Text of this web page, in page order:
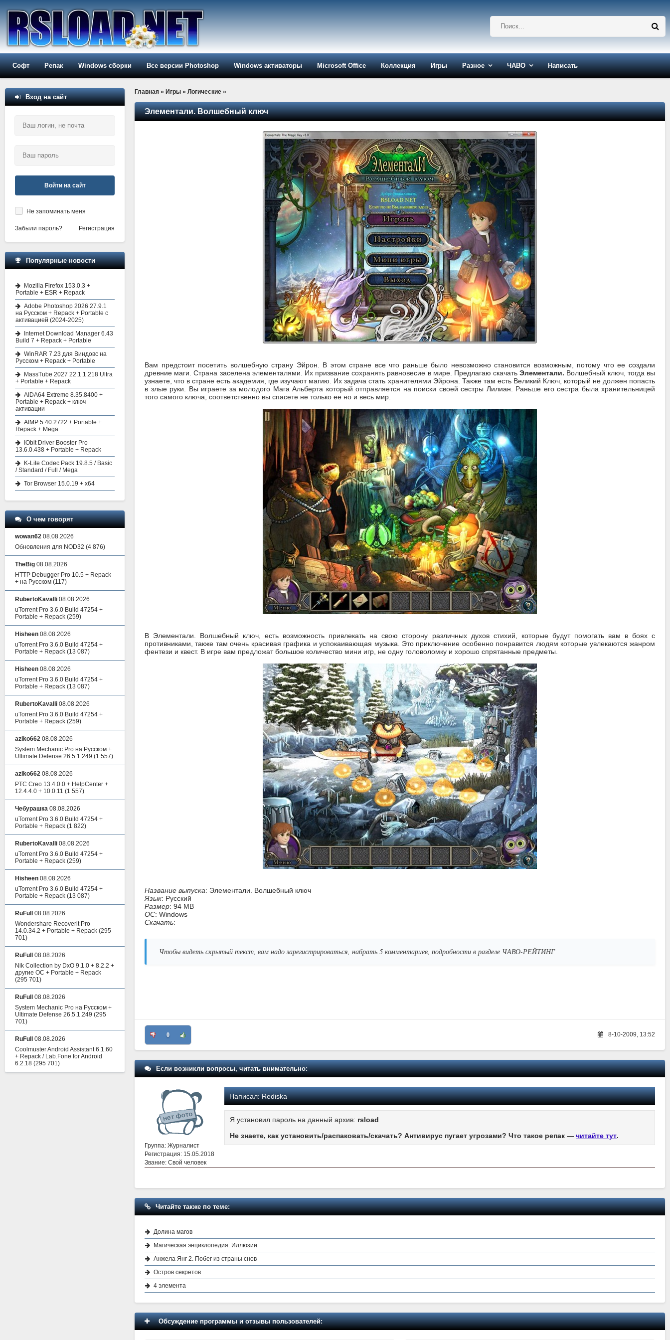
Софт Репак Windows сборки Все версии Photoshop Windows активаторы Microsoft Office Коллекция Игры Разное ЧАВО Написать
Главная » Игры » Логические »
Элементали. Волшебный ключ
Вам предстоит посетить волшебную страну Эйрон. В этом стране все что раньше было невозможно становится возможным, потому что ее создали
древние маги. Страна заселена элементалями. Их призвание сохранять равновесие в мире. Предлагаю скачатьЭлементали. Волшебный ключ, тогда вы
узнаете, что в стране есть академия, где изучают магию. Их задача стать хранителями Эйрона. Также там есть Великий Ключ, который не должен попасть
в злые руки. Вы играете за молодого Мага Альберта который отправляется на поиски своей сестры Лилиан. Раньше его сестра была хранительницей
того самого ключа, соответственно вы спасете не только ее но и весь мир.
В Элементали. Волшебный ключ, есть возможность привлекать на свою сторону различных духов стихий, которые будут помогать вам в боях с
противниками, также там очень красивая графика и успокаивающая музыка. Это приключение особенно понравится людям которые увлекаются жанром
фентези и квест. В игре вам предложат большое количество мини игр, не одну головоломку и хорошо спрятанные предметы.
Название выпуска: Элементали. Волшебный ключ
Язык: Русский
Размер: 94 MB
ОС: Windows
Скачать:
Чтобы видеть скрытый текст, вам надо зарегистрироваться, набрать 5 комментариев, подробности в разделе ЧАВО-РЕЙТИНГ
0 8-10-2009, 13:52
Если возникли вопросы, читать внимательно:
Группа: Журналист
Регистрация: 15.05.2018
Звание: Свой человек
Написал:Rediska
Я установил пароль на данный архив: rsload
Не знаете, как установить/распаковать/скачать? Антивирус пугает угрозами? Что такое репак — читайте тут.
Читайте также по теме:
Долина магов
Магическая энциклопедия. Иллюзии
Анжела Янг 2. Побег из страны снов
Остров секретов
4 элемента
Обсуждение программы и отзывы пользователей:
Вход на сайт
Войти на сайт
Не запоминать меня
Забыли пароль? Регистрация
Популярные новости
Mozilla Firefox 153.0.3 +
Portable + ESR + Repack
Adobe Photoshop 2026 27.9.1
на Русском + Repack + Portable с
активацией (2024-2025)
Internet Download Manager 6.43
Build 7 + Repack + Portable
WinRAR 7.23 для Виндовс на
Русском + Repack + Portable
MassTube 2027 22.1.1.218 Ultra
+ Portable + Repack
AIDA64 Extreme 8.35.8400 +
Portable + Repack + ключ
активации
AIMP 5.40.2722 + Portable +
Repack + Mega
IObit Driver Booster Pro
13.6.0.438 + Portable + Repack
K-Lite Codec Pack 19.8.5 / Basic
/ Standard / Full / Mega
Tor Browser 15.0.19 + x64
О чем говорят
wowan62 08.08.2026
Обновления для NOD32 (4 876)
TheBig 08.08.2026
HTTP Debugger Pro 10.5 + Repack
+ на Русском (117)
RubertoKavalli 08.08.2026
uTorrent Pro 3.6.0 Build 47254 +
Portable + Repack (259)
Hisheen 08.08.2026
uTorrent Pro 3.6.0 Build 47254 +
Portable + Repack (13 087)
Hisheen 08.08.2026
uTorrent Pro 3.6.0 Build 47254 +
Portable + Repack (13 087)
RubertoKavalli 08.08.2026
uTorrent Pro 3.6.0 Build 47254 +
Portable + Repack (259)
aziko662 08.08.2026
System Mechanic Pro на Русском +
Ultimate Defense 26.5.1.249 (1 557)
aziko662 08.08.2026
PTC Creo 13.4.0.0 + HelpCenter +
12.4.4.0 + 10.0.11 (1 557)
Чебурашка 08.08.2026
uTorrent Pro 3.6.0 Build 47254 +
Portable + Repack (1 822)
RubertoKavalli 08.08.2026
uTorrent Pro 3.6.0 Build 47254 +
Portable + Repack (259)
Hisheen 08.08.2026
uTorrent Pro 3.6.0 Build 47254 +
Portable + Repack (13 087)
RuFull
08.08.2026
Wondershare Recoverit Pro
14.0.34.2 + Portable + Repack (295
701)
RuFull
08.08.2026
Nik Collection by DxO 9.1.0 + 8.2.2 +
другие ОС + Portable + Repack
(295 701)
RuFull
08.08.2026
System Mechanic Pro на Русском +
Ultimate Defense 26.5.1.249 (295
701)
RuFull
08.08.2026
Coolmuster Android Assistant 6.1.60
+ Repack / Lab.Fone for Android
6.2.18 (295 701)